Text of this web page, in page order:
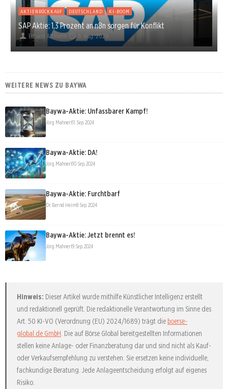
AKTIENRÜCKKAUF DEUTSCHLAND KI-BOOM
SAP Aktie: 1,3 Prozent an n8n sorgen für Konflikt
Eduard Altmann 6. Aug. 2026
WEITERE NEWS ZU BAYWA
Baywa-Aktie: Unfassbarer Kampf!
Jörg Mahnert11. Sep. 2024
Baywa-Aktie: DA!
Jörg Mahnert10. Sep. 2024
Baywa-Aktie: Furchtbarf
Dr. Bernd Heim9. Sep. 2024
Baywa-Aktie: Jetzt brennt es!
Jörg Mahnert9. Sep. 2024
Hinweis: Dieser Artikel wurde mithilfe Künstlicher Intelligenz erstellt
und redaktionell geprüft. Die redaktionelle Verantwortung im Sinne des
Art. 50 KI-VO (Verordnung (EU) 2024/1689) trägt die boerse-
global.de GmbH . Die auf Börse Global bereitgestellten Informationen
stellen keine Anlage- oder Finanzberatung dar und sind nicht als Kauf-
oder Verkaufsempfehlung zu verstehen. Sie ersetzen keine individuelle,
fachkundige Beratung. Jede Anlageentscheidung erfolgt auf eigenes
Risiko.